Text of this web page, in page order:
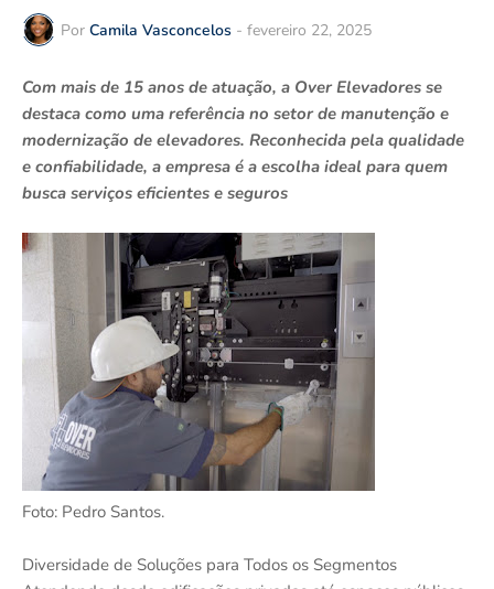
Por Camila Vasconcelos - fevereiro 22, 2025
Com mais de 15 anos de atuação, a Over Elevadores se
destaca como uma referência no setor de manutenção e
modernização de elevadores. Reconhecida pela qualidade
e confiabilidade, a empresa é a escolha ideal para quem
busca serviços eficientes e seguros
Foto: Pedro Santos.
Diversidade de Soluções para Todos os Segmentos